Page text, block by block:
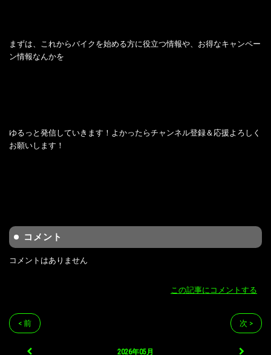
まずは、これからバイクを始める方に役立つ情報や、お得なキャンペー
ン情報なんかを
ゆるっと発信していきます！よかったらチャンネル登録＆応援よろしく
お願いします！
コメント
コメントはありません
この記事にコメントする
< 前 次 >
2026年05月